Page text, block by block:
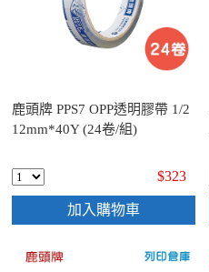
鹿頭牌 PPS7 OPP透明膠帶 1/2
12mm*40Y (24卷/組)
$323
加入購物車